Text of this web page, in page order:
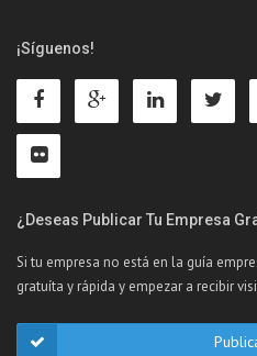
¡Síguenos!
¿Deseas Publicar Tu Empresa
Si tu empresa no está en la guía
gratuíta y rápida y empezar a recibir